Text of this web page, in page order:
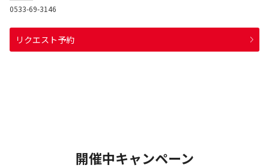
0533-69-3146
リクエスト予約
開催中キャンペーン